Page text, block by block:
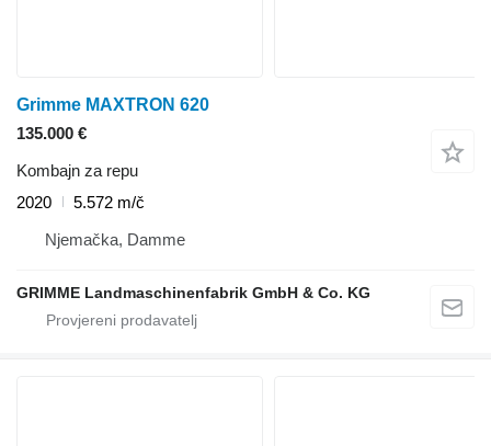
Grimme MAXTRON 620
135.000 €
Kombajn za repu
2020
5.572 m/č
Njemačka, Damme
GRIMME Landmaschinenfabrik GmbH & Co. KG